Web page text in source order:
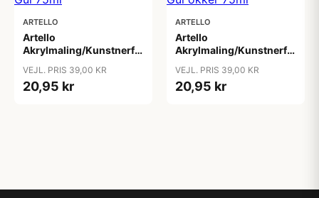
ARTELLO
Artello
Akrylmaling/Kunstnerfarve
VEJL. PRIS 39,00 KR
20,95 kr
ARTELLO
Artello
Akrylmaling/Kunstnerfarve
VEJL. PRIS 39,00 KR
20,95 kr